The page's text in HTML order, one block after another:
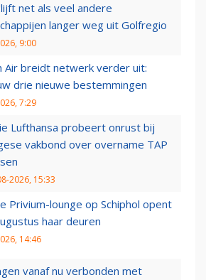
net als veel andere
langer weg uit Golfregio
9:00
Air breidt netwerk verder uit:
drie nieuwe bestemmingen
7:29
Lufthansa probeert onrust bij
vakbond over overname TAP
2026, 15:33
Privium-lounge op Schiphol opent
haar deuren
14:46
vanaf nu verbonden met